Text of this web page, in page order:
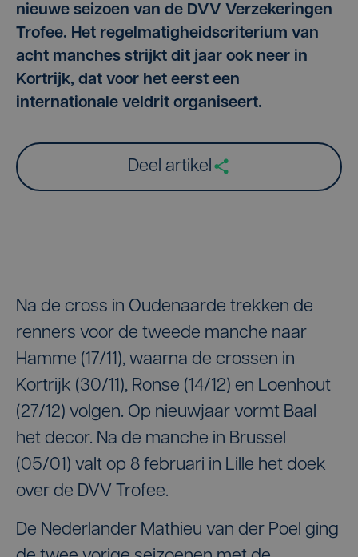
nieuwe seizoen van de DVV Verzekeringen
Trofee. Het regelmatigheidscriterium van
acht manches strijkt dit jaar ook neer in
Kortrijk, dat voor het eerst een
internationale veldrit organiseert.
Deel artikel
Na de cross in Oudenaarde trekken de
renners voor de tweede manche naar
Hamme (17/11), waarna de crossen in
Kortrijk (30/11), Ronse (14/12) en Loenhout
(27/12) volgen. Op nieuwjaar vormt Baal
het decor. Na de manche in Brussel
(05/01) valt op 8 februari in Lille het doek
over de DVV Trofee.
De Nederlander Mathieu van der Poel ging